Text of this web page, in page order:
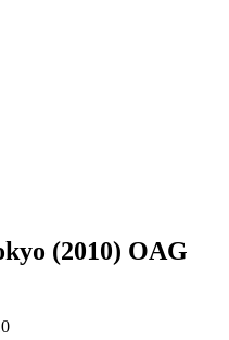
(2010) OAG